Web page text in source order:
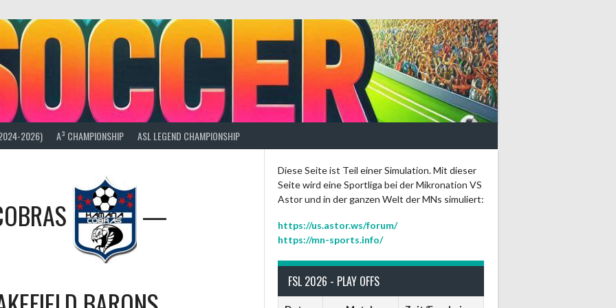
2026) A³ CHAMPIONSHIP ASL LEGEND CHAMPIONSHIP
—
Diese Seite ist Teil einer Simulation. Mit dieser
Seite wird eine Sportliga bei der Mikronation VS
Astor und in der ganzen Welt der MNs simuliert:
https://us.astor.ws/forum/
https://mn-sports.info/
FSL 2026 - PLAY OFFS